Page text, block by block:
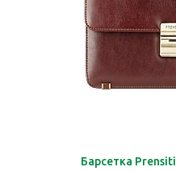
Барсетка Prensiti